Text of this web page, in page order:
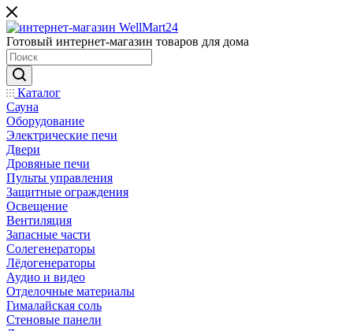
Готовый интернет-магазин товаров для дома
Каталог
Сауна
Оборудование
Электрические печи
Двери
Дровяные печи
Пульты управления
Защитные ограждения
Освещение
Вентиляция
Запасные части
Солегенераторы
Лёдогенераторы
Аудио и видео
Отделочные материалы
Гималайская соль
Стеновые панели